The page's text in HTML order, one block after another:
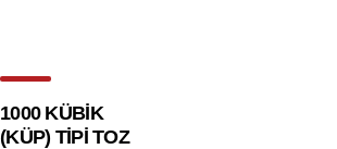
1000 KÜBİK
(KÜP) TİPİ TOZ